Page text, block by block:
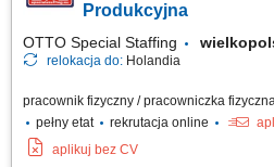
Produkcyjna
OTTO Special Staffing
relokacja do: Holandia
pracownik fizyczny / pracowniczka
pełny etat
rekrutacja online
aplikuj bez CV